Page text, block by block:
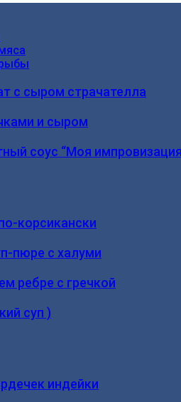
с сыром страчателла
и сыром
соус “Моя
корсикански
пюре с халуми
ребре с гречкой
суп )
индейки